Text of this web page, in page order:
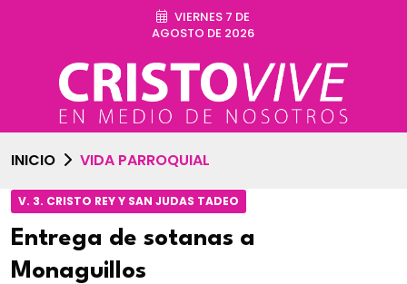
VIERNES 7 DE
AGOSTO DE 2026
INICIO VIDA PARROQUIAL
V. 3. CRISTO REY Y SAN JUDAS TADEO
Entrega de sotanas a
Monaguillos